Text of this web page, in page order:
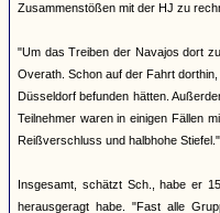
Zusammenstößen mit der HJ zu
"Um das Treiben der Navajos dort
Overath. Schon auf der Fahrt
Düsseldorf befunden hätten.
Teilnehmer waren in einigen Fällen
Reißverschluss und halbhohe Stiefel."
Insgesamt, schätzt Sch., habe er
herausgeragt habe. "Fast alle